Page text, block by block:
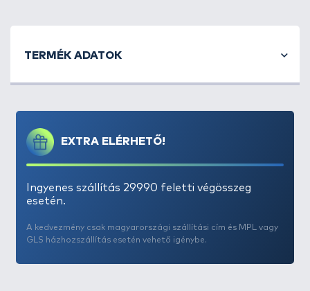
EXTRA ELÉRHETŐ!
Ingyenes szállítás 29990 feletti végösszeg
esetén.
A kedvezmény csak magyarországi szállítási cím és MPL vagy
GLS házhozszállítás esetén vehető igénybe.
TERMÉK ADATOK